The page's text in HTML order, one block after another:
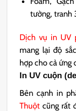
tường, tranh
Dịch vụ in UV
mang lại độ
hợp cho cả ứng
In UV cuộn
Bên cạnh in
Thuột cũng rất